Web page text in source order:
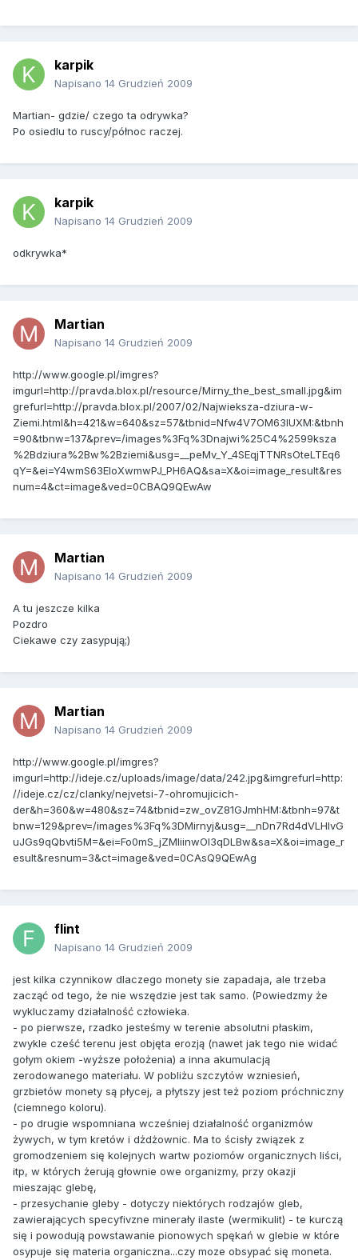
karpik
Napisano 14 Grudzień 2009
Martian- gdzie/ czego ta odrywka?
Po osiedlu to ruscy/północ raczej.
karpik
Napisano 14 Grudzień 2009
odkrywka*
Martian
Napisano 14 Grudzień 2009
http://www.google.pl/imgres?
imgurl=http://pravda.blox.pl/resource/Mirny_the_best_small.jpg&im
grefurl=http://pravda.blox.pl/2007/02/Najwieksza-dziura-w-
Ziemi.html&h=421&w=640&sz=57&tbnid=Nfw4V7OM63lUXM:&tbnh
=90&tbnw=137&prev=/images%3Fq%3Dnajwi%25C4%2599ksza
%2Bdziura%2Bw%2Bziemi&usg=__peMv_Y_4SEqjTTNRsOteLTEq6
qY=&ei=Y4wmS63EIoXwmwPJ_PH6AQ&sa=X&oi=image_result&res
num=4&ct=image&ved=0CBAQ9QEwAw
Martian
Napisano 14 Grudzień 2009
A tu jeszcze kilka
Pozdro
Ciekawe czy zasypują;)
Martian
Napisano 14 Grudzień 2009
http://www.google.pl/imgres?
imgurl=http://ideje.cz/uploads/image/data/242.jpg&imgrefurl=http:
//ideje.cz/cz/clanky/nejvetsi-7-ohromujicich-
der&h=360&w=480&sz=74&tbnid=zw_ovZ81GJmhHM:&tbnh=97&t
bnw=129&prev=/images%3Fq%3DMirnyj&usg=__nDn7Rd4dVLHlvG
uJGs9qQbvti5M=&ei=Fo0mS_jZMIiinwOl3qDLBw&sa=X&oi=image_r
esult&resnum=3&ct=image&ved=0CAsQ9QEwAg
flint
Napisano 14 Grudzień 2009
jest kilka czynnikow dlaczego monety sie zapadaja, ale trzeba
zacząć od tego, że nie wszędzie jest tak samo. (Powiedzmy że
wykluczamy działalność człowieka.
- po pierwsze, rzadko jesteśmy w terenie absolutni płaskim,
zwykle cześć terenu jest objęta erozją (nawet jak tego nie widać
gołym okiem -wyższe położenia) a inna akumulacją
zerodowanego materiału. W pobliżu szczytów wzniesień,
grzbietów monety są płycej, a płytszy jest też poziom próchniczny
(ciemnego koloru).
- po drugie wspomniana wcześniej działalność organizmów
żywych, w tym kretów i dżdżownic. Ma to ścisły związek z
gromodzeniem się kolejnych wartw poziomów organicznych liści,
itp, w których żerują głownie owe organizmy, przy okazji
mieszając glebę,
- przesychanie gleby - dotyczy niektórych rodzajów gleb,
zawierających specyfivzne minerały ilaste (wermikulit) - te kurczą
się i powodują powstawanie pionowych spękań w glebie w które
osypuje się materia organiczna...czy moze obsypać się moneta.